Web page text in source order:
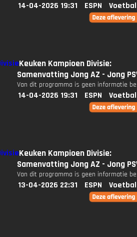
14-04-2026 19:31 ESPN
Keuken Kampioen Divisie:
Samenvatting Jong AZ - Jong
Van dit programma is geen informatie
14-04-2026 19:31 ESPN
Keuken Kampioen Divisie:
Samenvatting Jong AZ - Jong
Van dit programma is geen informatie
13-04-2026 22:31 ESPN